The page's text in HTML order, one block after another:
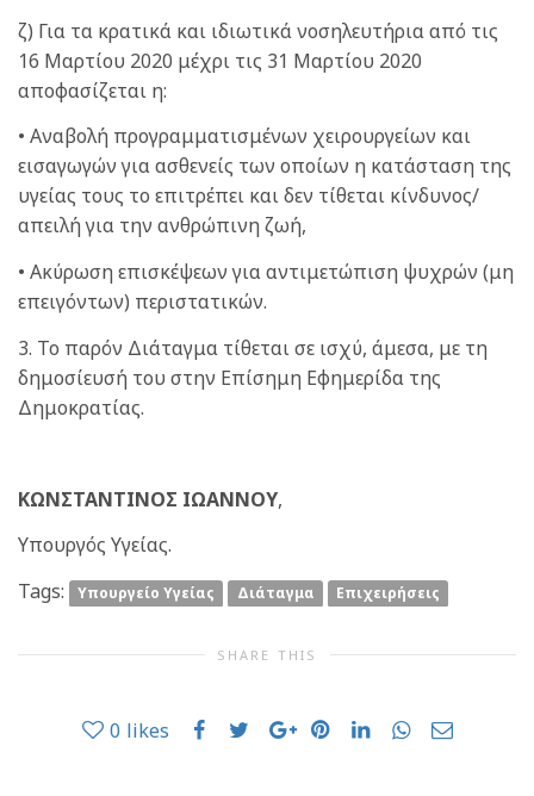
ζ) Για τα κρατικά και ιδιωτικά νοσηλευτήρια από τις
16 Μαρτίου 2020 μέχρι τις 31 Μαρτίου 2020
αποφασίζεται η:
• Αναβολή προγραμματισμένων χειρουργείων και
εισαγωγών για ασθενείς των οποίων η κατάσταση της
υγείας τους το επιτρέπει και δεν τίθεται κίνδυνος/
απειλή για την ανθρώπινη ζωή,
• Ακύρωση επισκέψεων για αντιμετώπιση ψυχρών (μη
επειγόντων) περιστατικών.
3. Το παρόν Διάταγμα τίθεται σε ισχύ, άμεσα, με τη
δημοσίευσή του στην Επίσημη Εφημερίδα της
Δημοκρατίας.
ΚΩΝΣΤΑΝΤΙΝΟΣ ΙΩΑΝΝΟΥ,
Υπουργός Υγείας.
Tags:
Yπουργείο Υγείας Διάταγμα Επιχειρήσεις
SHARE THIS
0 likes